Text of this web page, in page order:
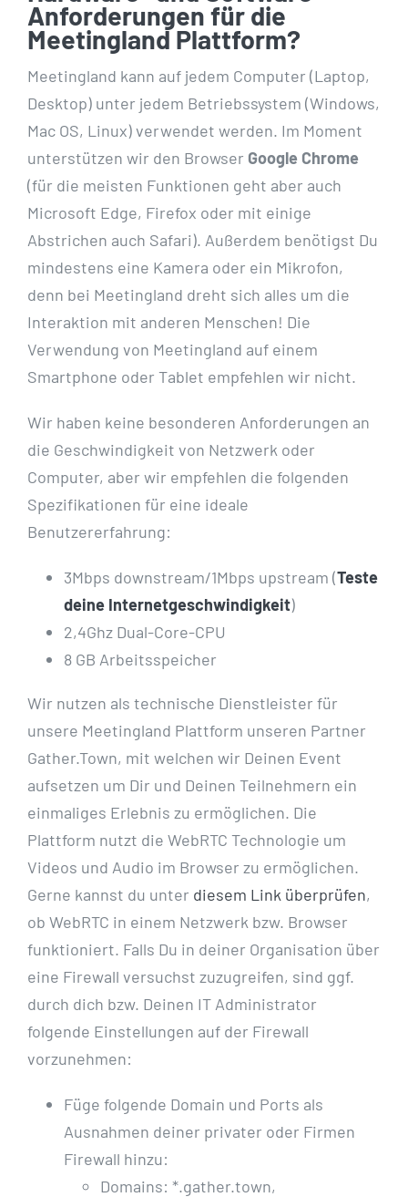
Anforderungen für die
Meetingland Plattform?
Meetingland kann auf jedem Computer (Laptop,
Desktop) unter jedem Betriebssystem (Windows,
Mac OS, Linux) verwendet werden. Im Moment
unterstützen wir den Browser Google Chrome
(für die meisten Funktionen geht aber auch
Microsoft Edge, Firefox oder mit einige
Abstrichen auch Safari). Außerdem benötigst Du
mindestens eine Kamera oder ein Mikrofon,
denn bei Meetingland dreht sich alles um die
Interaktion mit anderen Menschen! Die
Verwendung von Meetingland auf einem
Smartphone oder Tablet empfehlen wir nicht.
Wir haben keine besonderen Anforderungen an
die Geschwindigkeit von Netzwerk oder
Computer, aber wir empfehlen die folgenden
Spezifikationen für eine ideale
Benutzererfahrung:
3Mbps downstream/1Mbps upstream (Teste
deine Internetgeschwindigkeit)
2,4Ghz Dual-Core-CPU
8 GB Arbeitsspeicher
Wir nutzen als technische Dienstleister für
unsere Meetingland Plattform unseren Partner
Gather.Town, mit welchen wir Deinen Event
aufsetzen um Dir und Deinen Teilnehmern ein
einmaliges Erlebnis zu ermöglichen. Die
Plattform nutzt die WebRTC Technologie um
Videos und Audio im Browser zu ermöglichen.
Gerne kannst du unter diesem Link überprüfen,
ob WebRTC in einem Netzwerk bzw. Browser
funktioniert. Falls Du in deiner Organisation über
eine Firewall versuchst zuzugreifen, sind ggf.
durch dich bzw. Deinen IT Administrator
folgende Einstellungen auf der Firewall
vorzunehmen:
Füge folgende Domain und Ports als
Ausnahmen deiner privater oder Firmen
Firewall hinzu:
Domains: *.gather.town,